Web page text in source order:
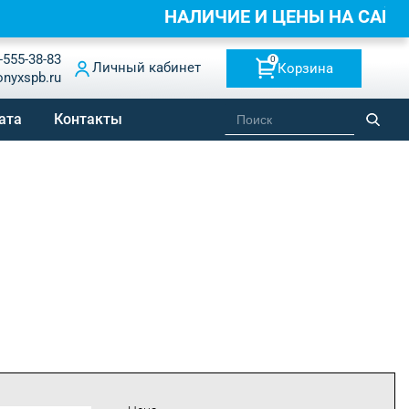
38-83
Личный кабинет
0
Корзина
Контакты
НАЛИЧИЕ И ЦЕНЫ НА